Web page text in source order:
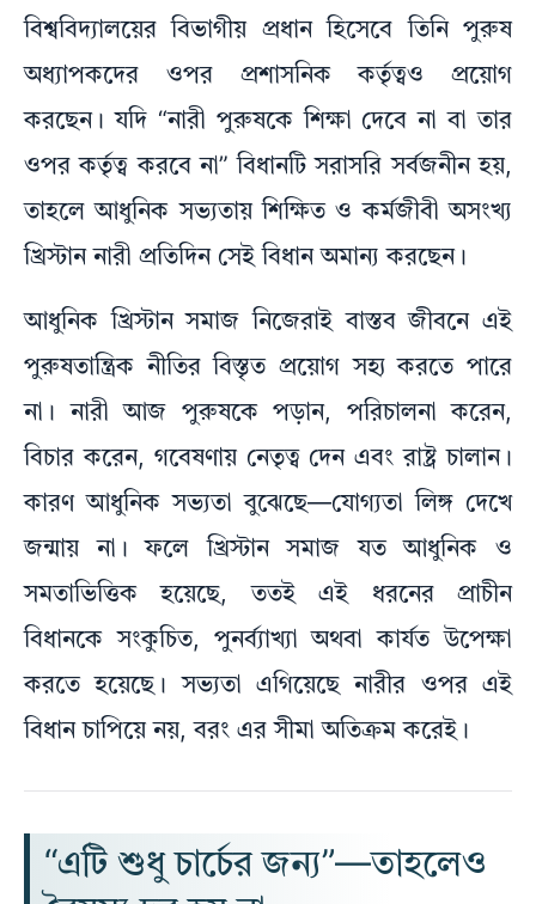
বিশ্ববিদ্যালয়ের বিভাগীয় প্রধান হিসেবে তিনি পুরুষ
অধ্যাপকদের ওপর প্রশাসনিক কর্তৃত্বও প্রয়োগ
করছেন। যদি “নারী পুরুষকে শিক্ষা দেবে না বা তার
ওপর কর্তৃত্ব করবে না” বিধানটি সরাসরি সর্বজনীন হয়,
তাহলে আধুনিক সভ্যতায় শিক্ষিত ও কর্মজীবী অসংখ্য
খ্রিস্টান নারী প্রতিদিন সেই বিধান অমান্য করছেন।
আধুনিক খ্রিস্টান সমাজ নিজেরাই বাস্তব জীবনে এই
পুরুষতান্ত্রিক নীতির বিস্তৃত প্রয়োগ সহ্য করতে পারে
না। নারী আজ পুরুষকে পড়ান, পরিচালনা করেন,
বিচার করেন, গবেষণায় নেতৃত্ব দেন এবং রাষ্ট্র চালান।
কারণ আধুনিক সভ্যতা বুঝেছে—যোগ্যতা লিঙ্গ দেখে
জন্মায় না। ফলে খ্রিস্টান সমাজ যত আধুনিক ও
সমতাভিত্তিক হয়েছে, ততই এই ধরনের প্রাচীন
বিধানকে সংকুচিত, পুনর্ব্যাখ্যা অথবা কার্যত উপেক্ষা
করতে হয়েছে। সভ্যতা এগিয়েছে নারীর ওপর এই
বিধান চাপিয়ে নয়, বরং এর সীমা অতিক্রম করেই।
“এটি শুধু চার্চের জন্য”—তাহলেও